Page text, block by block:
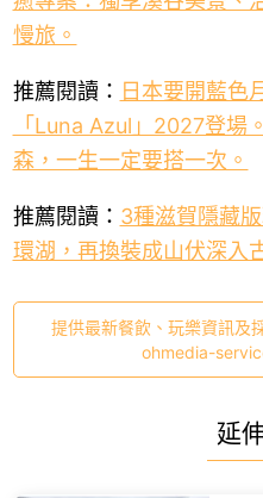
慢旅。
推薦閱讀： 日本要開藍色
「Luna Azul」2027登場
森，一生一定要搭一次。
推薦閱讀： 3種滋賀隱藏
環湖，再換裝成山伏深入
提供最新餐飲、玩樂資訊及
ohmedia-
延